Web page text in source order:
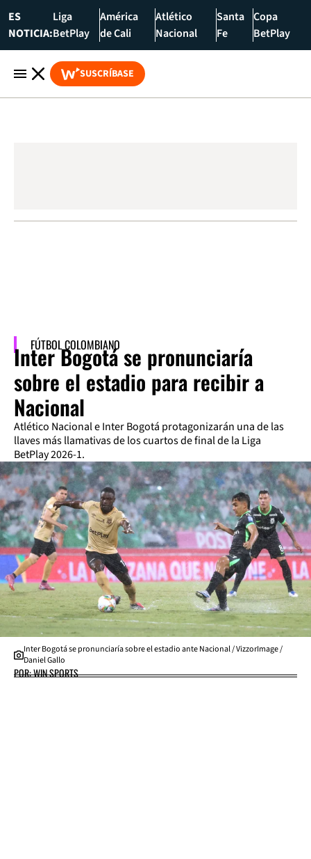
ES
NOTICIA:
Liga
BetPlay
América
de Cali
Atlético
Nacional
Santa
Fe
Copa
BetPlay
SUSCRÍBASE
FÚTBOL COLOMBIANO
Inter Bogotá se pronunciaría
sobre el estadio para recibir a
Nacional
Atlético Nacional e Inter Bogotá protagonizarán una de las
llaves más llamativas de los cuartos de final de la Liga
BetPlay 2026-1.
Inter Bogotá se pronunciaría sobre el estadio ante Nacional / VizzorImage /
Daniel Gallo
POR: WIN SPORTS